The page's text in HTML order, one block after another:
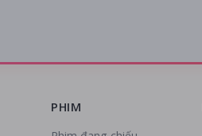
PHIM